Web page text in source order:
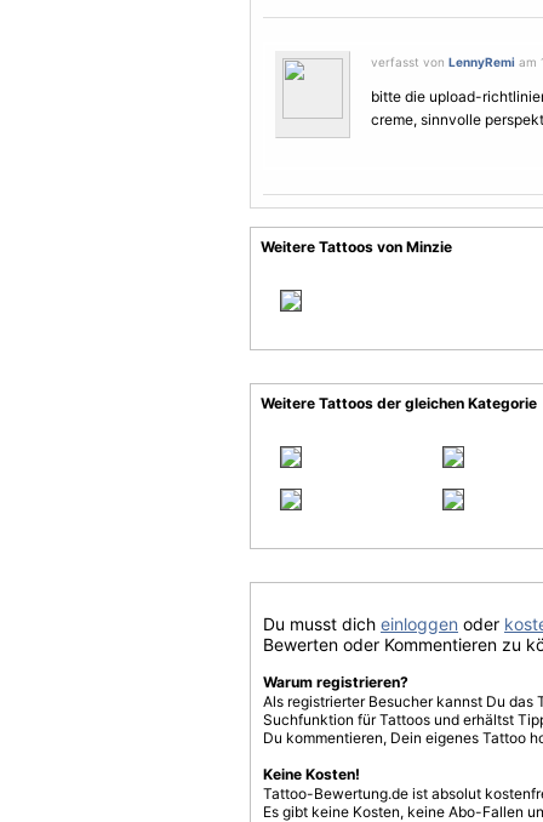
verfasst von LennyRemi am
bitte die upload-
creme, sinnvolle
Weitere Tattoos von Minzie
Weitere Tattoos der gleichen Kategorie
Du musst dich einloggen oder
Bewerten oder Kommentieren zu
Warum registrieren?
Als registrierter Besucher kannst Du
Suchfunktion für Tattoos und erhältst
Du kommentieren, Dein eigenes Tattoo
Keine Kosten!
Tattoo-Bewertung.de ist absolut
Es gibt keine Kosten, keine Abo-Fallen